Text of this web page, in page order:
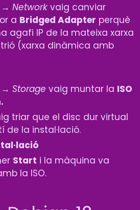
Networkvaig canviar
a Bridged Adapter perquè
agafi IP de la mateixa xarxa
(xarxa dinàmica amb
Storage vaig muntar la ISO
triar que el disc dur virtual
de la instal·lació.
Start i la màquina va
la ISO.